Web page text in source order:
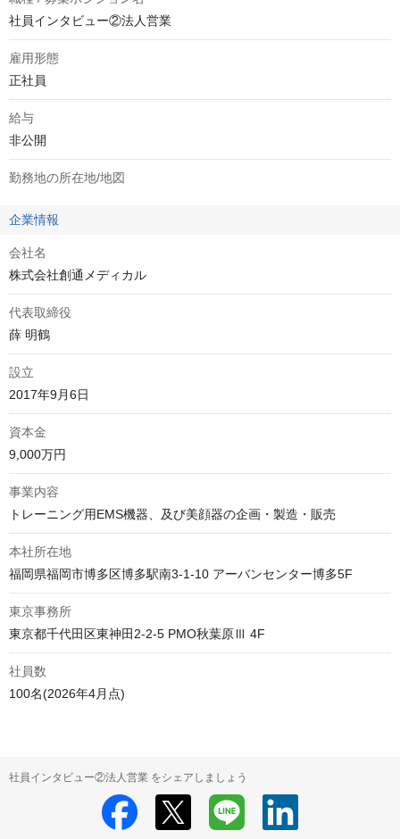
社員インタビュー②法人営業
雇用形態
正社員
給与
非公開
勤務地の所在地/地図
企業情報
会社名
株式会社創通メディカル
代表取締役
薛 明鶴
設立
2017年9月6日
資本金
9,000万円
事業内容
トレーニング用EMS機器、及び美顔器の企画・製造・販売
本社所在地
福岡県福岡市博多区博多駅南3-1-10 アーバンセンター博多5F
東京事務所
東京都千代田区東神田2-2-5 PMO秋葉原Ⅲ 4F
社員数
100名(2026年4月点)
社員インタビュー②法人営業 をシェアしましょう